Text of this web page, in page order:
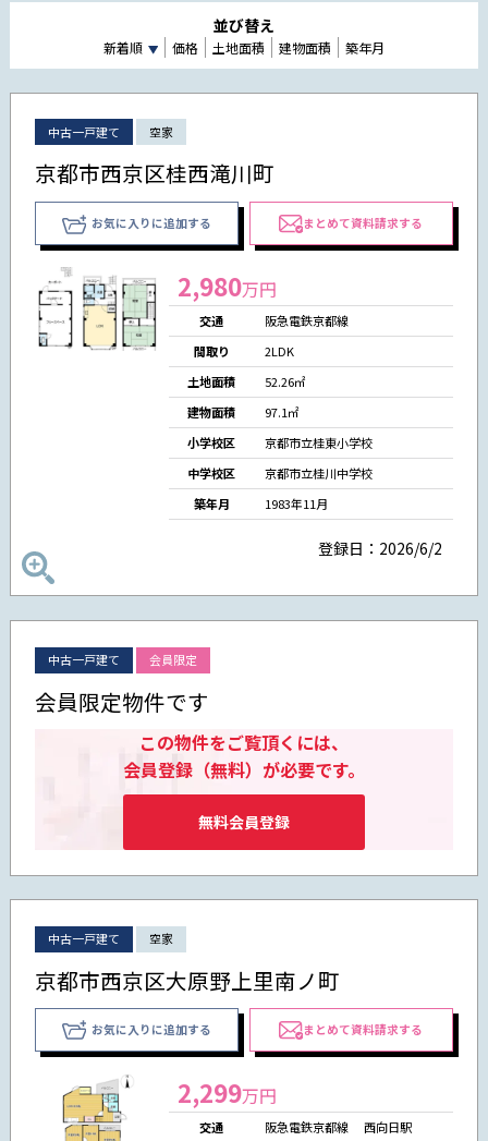
並び替え
新着順 価格 土地面積 建物面積 築年月
中古一戸建て 空家
京都市西京区桂西滝川町
お気に入りに追加する まとめて資料請求する
2,980万円
交通
阪急電鉄京都線
間取り
2LDK
土地面積
52.26㎡
建物面積
97.1㎡
小学校区
京都市立桂東小学校
中学校区
京都市立桂川中学校
築年月
1983年11月
登録日：2026/6/2
中古一戸建て 会員限定
会員限定物件です
この物件をご覧頂くには、
会員登録（無料）が必要です。
無料会員登録
中古一戸建て 空家
京都市西京区大原野上里南ノ町
お気に入りに追加する まとめて資料請求する
2,299万円
交通
阪急電鉄京都線 西向日駅